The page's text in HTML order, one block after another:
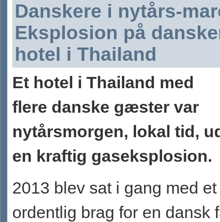
Danskere i nytårs-
Eksplosion på
hotel i Thailand
Et hotel i Thailand med
flere danske gæster var
nytårsmorgen, lokal tid,
en kraftig gaseksplosion.
2013 blev sat i gang med et
ordentlig brag for en dansk